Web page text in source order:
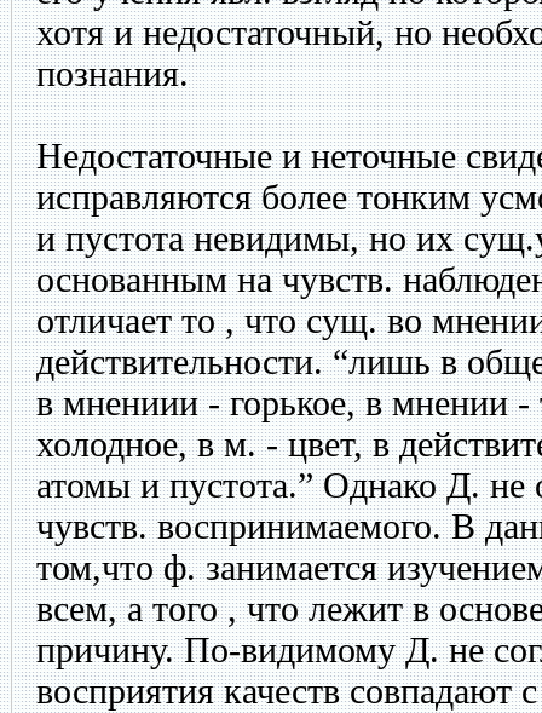
хотя и недостаточный, но
познания.
Недостаточные и неточные
исправляются более тонким
и пустота невидимы, но их
основанным на чувств.
отличает то , что сущ. во
действительности. “лишь в
в мнениии - горькое, в мнении -
холодное, в м. - цвет, в
атомы и пустота.” Однако Д. не
чувств. воспринимаемого. В
том,что ф. занимается
всем, а того , что лежит в
причину. По-видимому Д. не
восприятия качеств совпадают